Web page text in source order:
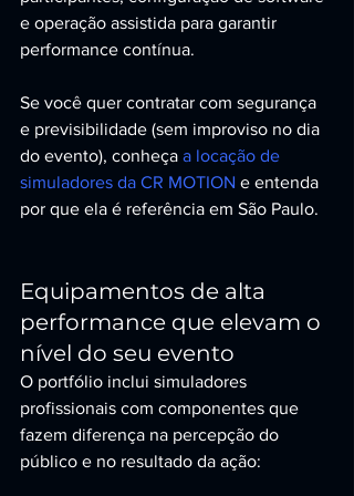
e operação assistida para garantir
performance contínua.
Se você quer contratar com segurança
e previsibilidade (sem improviso no dia
do evento), conheça a locação de
simuladores da CR MOTION e entenda
por que ela é referência em São Paulo.
Equipamentos de alta
performance que elevam o
nível do seu evento
O portfólio inclui simuladores
profissionais com componentes que
fazem diferença na percepção do
público e no resultado da ação: